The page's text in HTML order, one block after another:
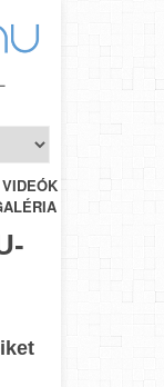
VIDEÓK
HÉTRŐL-